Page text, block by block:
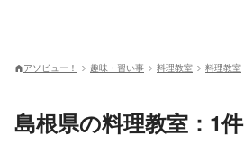
アソビュー！ 趣味・習い事 料理教室 料理教室
島根県の料理教室：1件